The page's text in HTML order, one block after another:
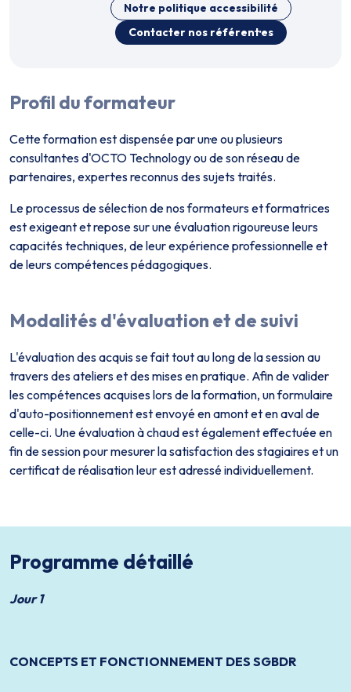
Notre politique accessibilité
Contacter nos référent·es
Profil du formateur
Cette formation est dispensée par un·e ou plusieurs
consultant·es d'OCTO Technology ou de son réseau de
partenaires, expert·es reconnus des sujets traités.
Le processus de sélection de nos formateurs et formatrices
est exigeant et repose sur une évaluation rigoureuse leurs
capacités techniques, de leur expérience professionnelle et
de leurs compétences pédagogiques.
Modalités d'évaluation et de suivi
L'évaluation des acquis se fait tout au long de la session au
travers des ateliers et des mises en pratique. Afin de valider
les compétences acquises lors de la formation, un formulaire
d'auto-positionnement est envoyé en amont et en aval de
celle-ci. Une évaluation à chaud est également effectuée en
fin de session pour mesurer la satisfaction des stagiaires et un
certificat de réalisation leur est adressé individuellement.
Programme détaillé
Jour 1
CONCEPTS ET FONCTIONNEMENT DES SGBDR